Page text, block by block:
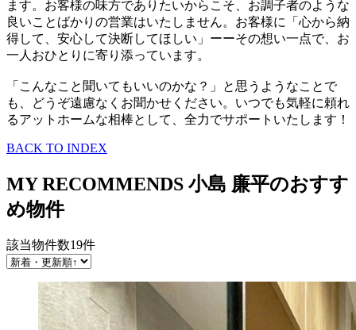
ます。お客様の味方でありたいからこそ、お調子者のような
良いことばかりの営業はいたしません。お客様に「心から納
得して、安心して決断してほしい」ーーその想い一点で、お
一人おひとりに寄り添っています。
「こんなこと聞いてもいいのかな？」と思うようなことで
も、どうぞ遠慮なくお聞かせください。いつでも気軽に頼れ
るアットホームな相棒として、全力でサポートいたします！
BACK TO INDEX
MY RECOMMENDS 小島 廉平のおすす
め物件
該当物件数19件